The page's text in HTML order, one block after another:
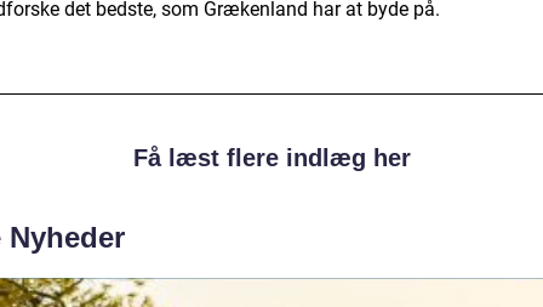
det bedste, som Grækenland har at byde på.
Få læst flere indlæg her
Nyheder